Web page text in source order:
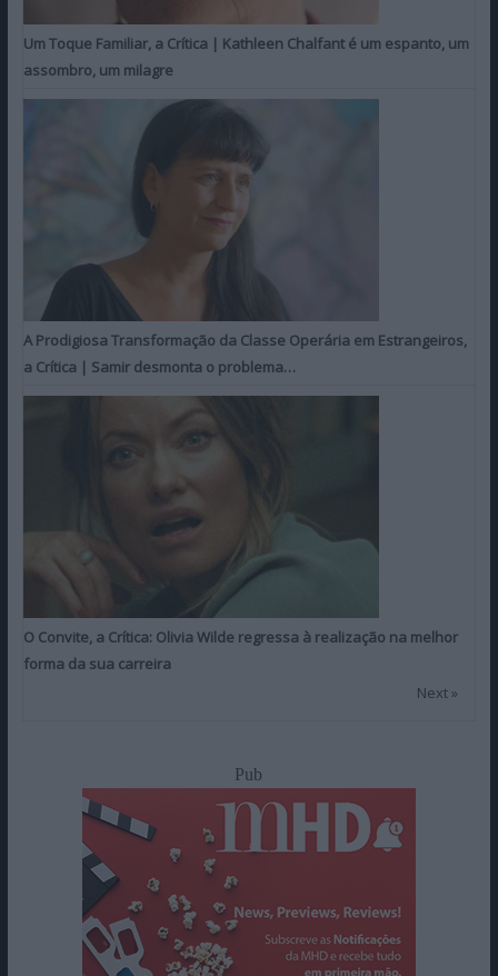
Um Toque Familiar, a Crítica | Kathleen Chalfant é um espanto, um
assombro, um milagre
A Prodigiosa Transformação da Classe Operária em Estrangeiros,
a Crítica | Samir desmonta o problema…
O Convite, a Crítica: Olivia Wilde regressa à realização na melhor
forma da sua carreira
Next »
Pub